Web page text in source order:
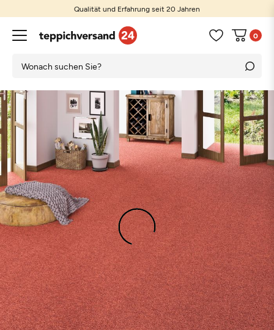
Qualität und Erfahrung seit 20 Jahren
0